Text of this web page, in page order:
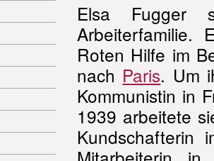
Elsa Fugger
Roten Hilfe im
nach Paris. Um
Kommunistin in
1939 arbeitete